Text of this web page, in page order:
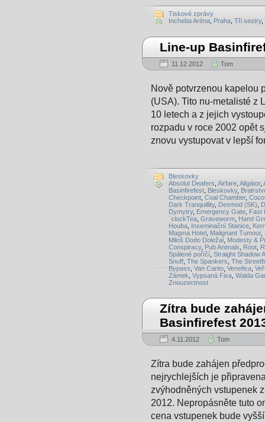
Tiskové zprávy
Incheba Aréna Praha Tři sestry,
Line-up
11.12.2012 Tom
Nově potvrzenou kapelou
(USA). Tito nu-metalisté z
10 letech a z jejich
rozpadu v roce 2002 opět
znovu vystupovat v lepší
Bleskovky
Absolut Deafers Airfare Aligátor,
Basinfirefest Bleskovky,
Checkpoint Coal Chamber,
Dark Tranquillity, Desmod (SK)
Dymytry, Emergency Gate Fast
´clockTea Graveworm Hand
Houba Inseminační Stanice
Magma Hotel Malignant Tumour,
Miloš Dodo Doležal Modesty &
Conspiracy, Pub Animals Root
Spálené poříčí Straight Shadow
Snuff The Spankers The
Bypass,Van Canto,Venefica,
Zámek Vypsaná Fixa Walda
Znouzectnost
Zítra bude
Basinfirefest
4.11.2012 Tom
Zítra bude zahájen
nejrychlejších je
zvýhodněných vstupenek
2012. Nepropásněte tuto
cena vstupenek bude